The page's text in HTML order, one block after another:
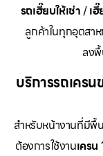
รถเฮี๊ยบให้เช่า/เ
ลูกค้าในทุกอุตสา
ลง
บริการรถเคร
สำหรับหน้างานที่มี
ต้องการใช้งานเคร